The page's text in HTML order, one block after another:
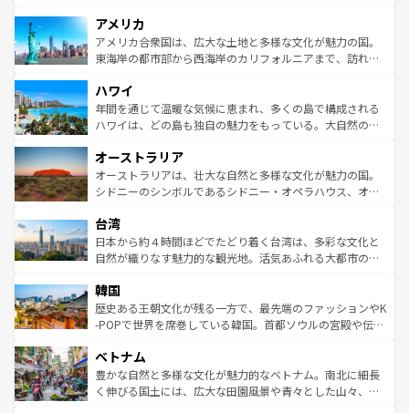
ンツ一覧を参照してほしい。
の建物がそのまま残る町や、スイスならではのユニークな
博物館もあり、アルプス観光だけでなく町歩きも満喫する
ことができる。国民の所得が高いため物価も高いが、旅行
ば市内交通費無料で観光を楽しむこともできる。 なお、新
着のスイス情報はコンテンツ一覧 を参照してほしい。
アメリカ
アメリカ合衆国は、広大な土地と多様な文化が魅力の国。
東海岸の都市部から西海岸のカリフォルニアまで、訪れる
のような巨大都市は、観光、ショッピング、エンターテイ
ンメントが詰まった刺激的なスポットだ。一方、アメリカ
西部には大自然が広がり、グランドキャニオンやイエロー
部のニューオーリンズでは、音楽と美食が融合した独特の
文化が魅力。旅行者はアメリカの各地域で異なる魅力を楽
しみながら、その多様性と豊かな歴史を感じることができ
ならではの贅沢な旅のスタイルだ。 なお、新着のアメリカ
情報はコンテンツ一覧を参照してほしい。
ハワイ
年間を通じて温暖な気候に恵まれ、多くの島で構成される
ハワイは、どの島も独自の魅力をもっている。大自然の神
ワイ島は見逃せない。また、定番の観光地といえばオアフ
島だが、静かな自然を求めるならマウイ島やカウアイ島が
おすすめ。エメラルドグリーンに輝く海をはじめ、豊かな
れるおもてなしの心で訪れる人々を迎えてくれるハワイの
人々、おいしいローカルフードやハワイアンミュージッ
ク、伝統的なフラダンスなど、すべてがハワイの魅力を彩
ワイを、存分に味わってほしい。 なお、新着のハワイ情報
はコンテンツ一覧を参照してほしい。
オーストラリア
オーストラリアは、壮大な自然と多様な文化が魅力の国。
シドニーのシンボルであるシドニー・オペラハウス、オー
リアリーフや大陸中央部にそびえるウルル（エアーズロッ
ク）、タスマニアの美しい原生林やケアンズの熱帯雨林な
ど、見どころがたくさん。また、カフェやワイン、オージ
いる。アクティビティも充実しており、サーフィンやダイ
ビング、ハイキングなど、アウトドア好きにはたまらな
い。オーストラリアの多彩な魅力を存分に味わいつくそ
参照してほしい。
台湾
日本から約４時間ほどでたどり着く台湾は、多彩な文化と
自然が織りなす魅力的な観光地。活気あふれる大都市の台
ン）、静ひつな山岳地帯である台湾東部など、都市の喧騒
と山間の静けさが共存しており、訪れる人に新しい発見と
驚きをもたらしてくれる。また、奥深い台湾の食文化も魅
容にもいいと評判のスイーツなど、バラエティ豊かな料理
が味わえる。 なお、新着の台湾情報は コンテンツ一覧を参
照してほしい。
韓国
歴史ある王朝文化が残る一方で、最先端のファッションやK
-POPで世界を席巻している韓国。首都ソウルの宮殿や伝統
き、地方に足を延ばせば四季折々の自然美を楽しむことが
できる。そして、キムチや焼肉、絶品のストリートフード
まで、さまざまな韓国料理が待っている。夜には、韓国な
ベトナム
豊かな自然と多様な文化が魅力的なベトナム。南北に細長
く伸びる国土には、広大な田園風景や青々とした山々、世